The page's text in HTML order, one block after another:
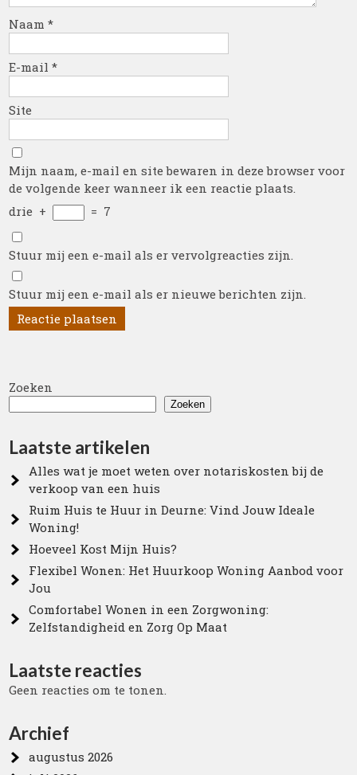
Naam*
E-mail*
Site
Mijn naam, e-mail en site bewaren in deze browser voor
de volgende keer wanneer ik een reactie plaats.
drie + = 7
Stuur mij een e-mail als er vervolgreacties zijn.
Stuur mij een e-mail als er nieuwe berichten zijn.
Zoeken
Zoeken
Laatste artikelen
Alles wat je moet weten over notariskosten bij de
verkoop van een huis
Ruim Huis te Huur in Deurne: Vind Jouw Ideale
Woning!
Hoeveel Kost Mijn Huis?
Flexibel Wonen: Het Huurkoop Woning Aanbod voor
Jou
Comfortabel Wonen in een Zorgwoning:
Zelfstandigheid en Zorg Op Maat
Laatste reacties
Geen reacties om te tonen.
Archief
augustus 2026